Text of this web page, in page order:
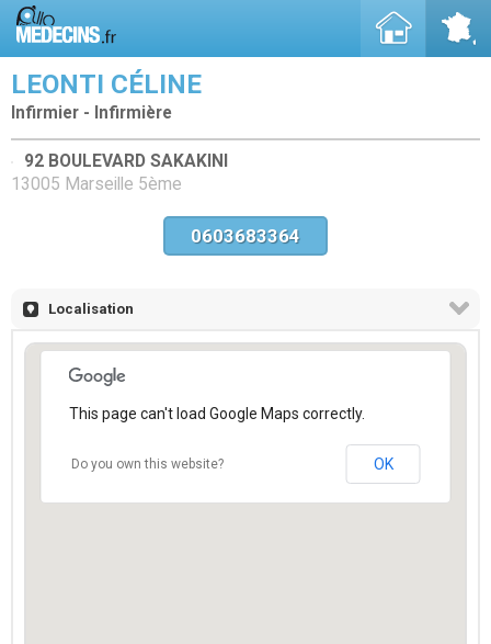
LEONTI CÉLINE
Infirmier - Infirmière
92 BOULEVARD SAKAKINI
13005 Marseille 5ème
0603683364
Localisation
This page can't load Google Maps correctly.
Do you own this website? OK